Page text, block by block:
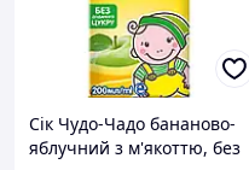
Сік Чудо-Чадо бананово-
яблучний з м'якоттю, без